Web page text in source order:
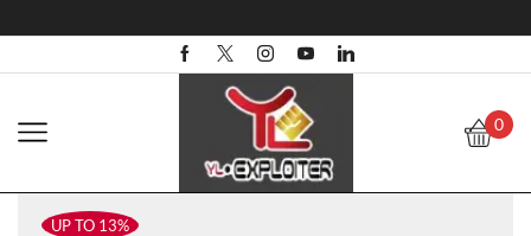
0
UP TO 13%